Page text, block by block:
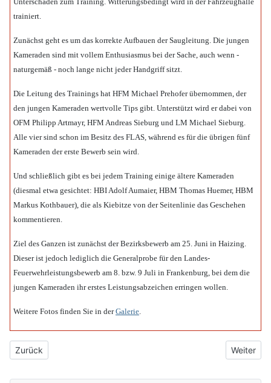
trainiert.
Zunächst geht es um das korrekte Aufbauen der Saugleitung. Die jungen
Kameraden sind mit vollem Enthusiasmus bei der Sache, auch wenn -
naturgemäß - noch lange nicht jeder Handgriff sitzt.
Die Leitung des Trainings hat HFM Michael Prehofer übernommen, der
den jungen Kameraden wertvolle Tips gibt. Unterstützt wird er dabei von
OFM Philipp Artmayr, HFM Andreas Sieburg und LM Michael Sieburg.
Alle vier sind schon im Besitz des FLAS, während es für die übrigen fünf
Kameraden der erste Bewerb sein wird.
Und schließlich gibt es bei jedem Training einige ältere Kameraden
(diesmal etwa gesichtet: HBI Adolf Aumaier, HBM Thomas Huemer, HBM
Markus Kothbauer), die als Kiebitze von der Seitenlinie das Geschehen
kommentieren.
Ziel des Ganzen ist zunächst der Bezirksbewerb am 25. Juni in Haizing.
Dieser ist jedoch lediglich die Generalprobe für den Landes-
Feuerwehrleistungsbewerb am 8. bzw. 9 Juli in Frankenburg, bei dem die
jungen Kameraden ihr erstes Leistungsabzeichen erringen wollen.
Weitere Fotos finden Sie in derGalerie.
Vorheriger Beitrag: 2016_06_25_BLB_Haizing
Zurück Nächster
Weiter